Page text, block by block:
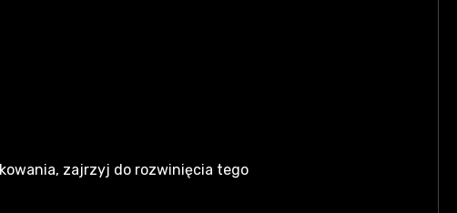
zajrzyj do rozwinięcia tego